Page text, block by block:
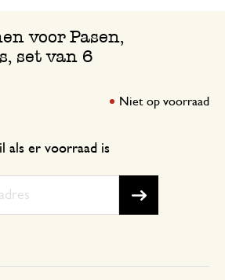
voor Pasen,
set van 6
als er voorraad is
Niet op voorraad